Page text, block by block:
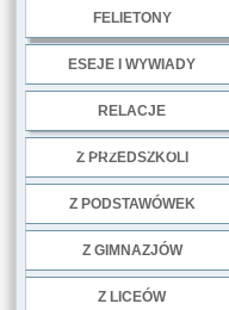
FELIETONY
ESEJE I WYWIADY
RELACJE
Z PRZEDSZKOLI
Z PODSTAWÓWEK
Z GIMNAZJÓW
Z LICEÓW